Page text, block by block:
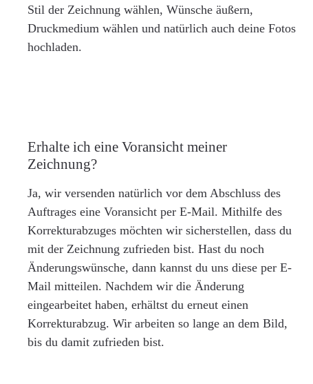
Stil der Zeichnung wählen, Wünsche äußern,
Druckmedium wählen und natürlich auch deine Fotos
hochladen.
Erhalte ich eine Voransicht meiner
Zeichnung?
Ja, wir versenden natürlich vor dem Abschluss des
Auftrages eine Voransicht per E-Mail. Mithilfe des
Korrekturabzuges möchten wir sicherstellen, dass du
mit der Zeichnung zufrieden bist. Hast du noch
Änderungswünsche, dann kannst du uns diese per E-
Mail mitteilen. Nachdem wir die Änderung
eingearbeitet haben, erhältst du erneut einen
Korrekturabzug. Wir arbeiten so lange an dem Bild,
bis du damit zufrieden bist.